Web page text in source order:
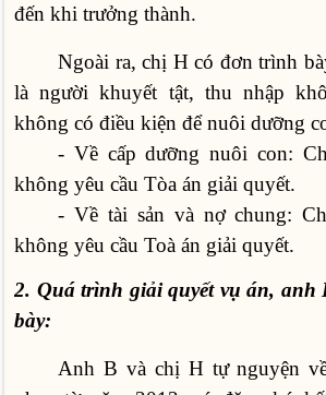
đến khi trưởng thành.
Ngoài ra, chị H có đơn trình
là người khuyết tật, thu nhập
không có điều kiện để nuôi dưỡng
- Về cấp dưỡng nuôi con:
không yêu cầu Tòa án giải quyết.
- Về tài sản và nợ chung:
không yêu cầu Toà án giải quyết.
2. Quá trình giải quyết vụ án,
bày:
Anh B và chị H tự nguyện